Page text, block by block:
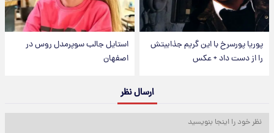
پوریا پورسرخ با این گریم جذابیتش
را از دست داد + عکس
استایل جالب سوپرمدل روس در
اصفهان
ارسال نظر